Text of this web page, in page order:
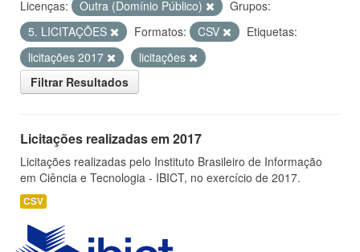
Licenças: Outra (Domínio Público)
Grupos:
5. LICITAÇÕES
Formatos: CSV
Etiquetas:
licitações 2017
licitações
Filtrar Resultados
Licitações realizadas em 2017
Licitações realizadas pelo Instituto Brasileiro de Informação
em Ciência e Tecnologia - IBICT, no exercício de 2017.
CSV